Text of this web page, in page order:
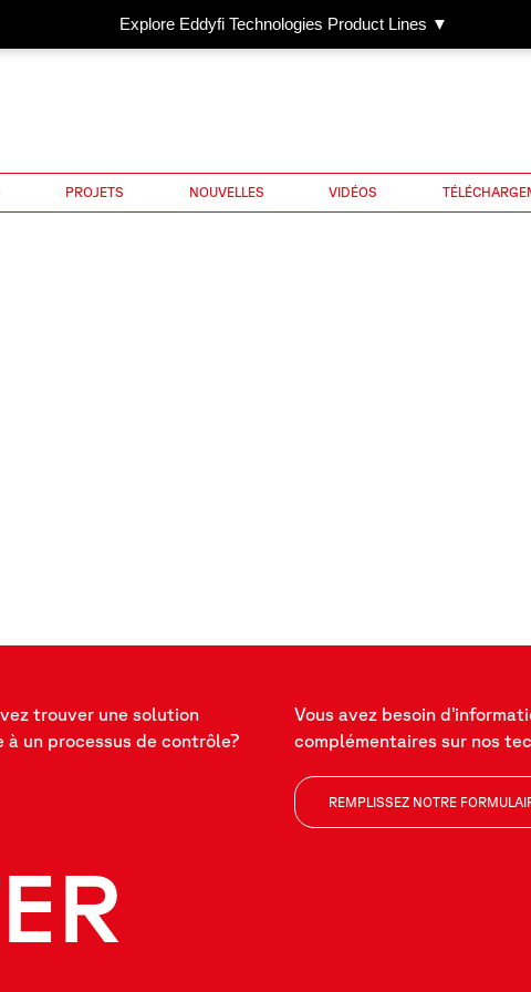
Explore Eddyfi Technologies Product Lines ▼
PROJETS NOUVELLES VIDÉOS
trouver une solution
à un processus de contrôle?
Vous avez besoin
complémentaires sur nos
REMPLISSEZ NOTRE